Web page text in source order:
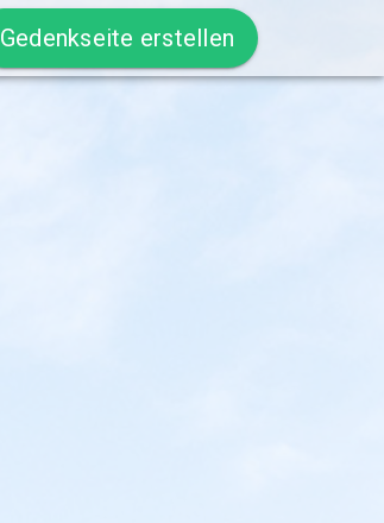
Gedenkseite erstellen